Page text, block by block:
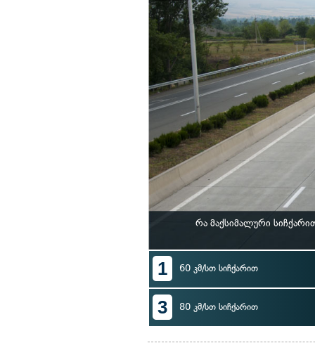
რა მაქსიმალური
1 60 კმ/სთ სიჩქარით
3 80 კმ/სთ სიჩქარით